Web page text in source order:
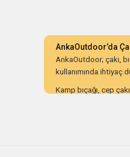
AnkaOutdoor’da
AnkaOutdoor; çakı,
kullanımında ihtiyaç
Kamp bıçağı, cep